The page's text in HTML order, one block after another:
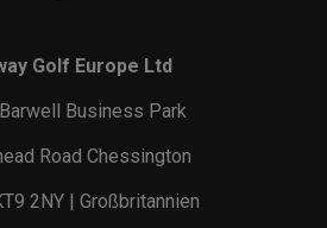
Golf Europe Ltd
Business Park
Road Chessington
2NY | Großbritannien